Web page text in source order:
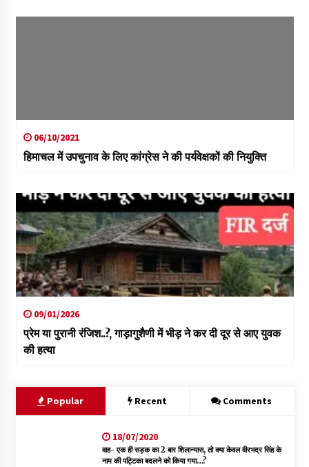
06/10/2021
हिमाचल में उपचुनाव के लिए कांग्रेस ने की पर्यवेक्षकों की नियुक्ति
09/01/2026
प्रेम या पुरानी रंजिश..?, गाड़ागुशैणी में भीड़ ने कर दी दूर से आए युवक
की हत्या
Popular Recent Comments
18/07/2020
वाह- एक ही सड़क का 2 बार शिलान्यास, तो क्या केवल वीरभद्र सिंह के
नाम की पट्टिका बदलने को किया गया…?